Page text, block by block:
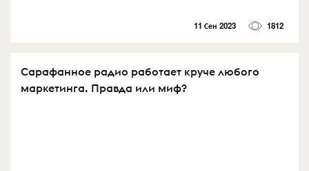
11 Сен 2023 1812
Сарафанное радио работает круче любого
маркетинга. Правда или миф?